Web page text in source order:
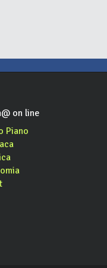
on line
Piano